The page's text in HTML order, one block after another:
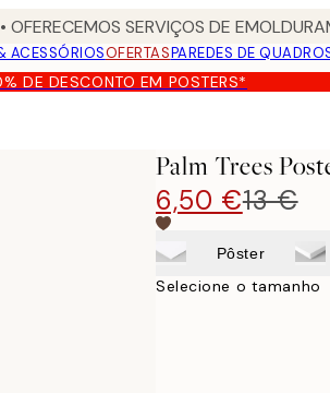
SERVIÇOS DE
ACESSÓRIOSOFERTASPAREDES DE
DE DESCONTO EM POSTERS*
Palm Trees
6,50 €13 €
Pôster
Selecione o tamanho